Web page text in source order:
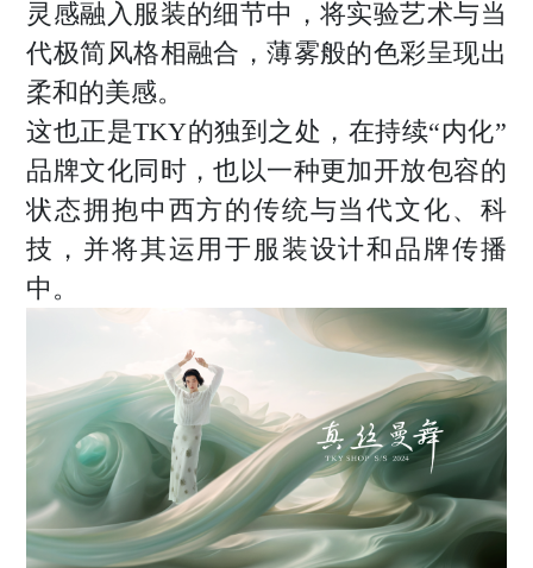
灵感融入服装的细节中，将实验艺术与当
代极简风格相融合，薄雾般的色彩呈现出
柔和的美感。
这也正是TKY的独到之处，在持续“内化”
品牌文化同时，也以一种更加开放包容的
状态拥抱中西方的传统与当代文化、科
技，并将其运用于服装设计和品牌传播
中。